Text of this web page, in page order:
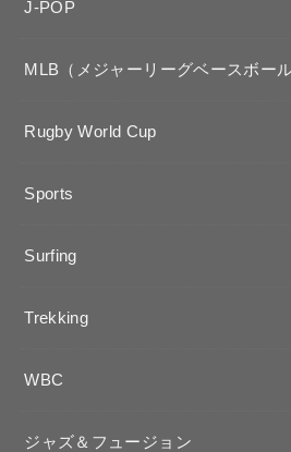
J-POP
MLB（メジャーリーグベースボール
Rugby World Cup
Sports
Surfing
Trekking
WBC
ジャズ＆フュージョン